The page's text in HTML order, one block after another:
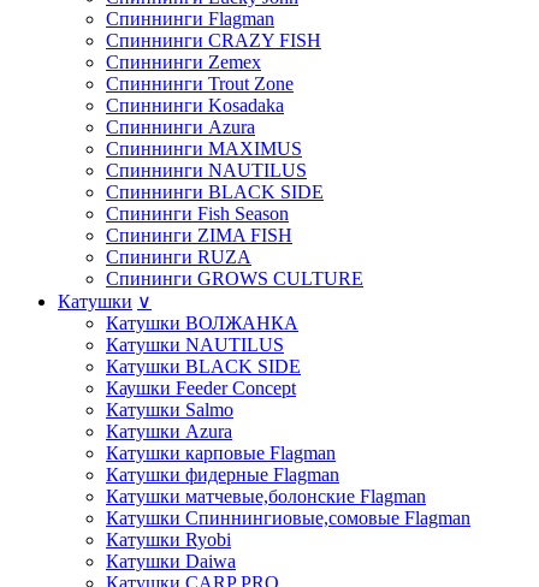
Спиннинги Flagman
Спиннинги CRAZY FISH
Спиннинги Zemex
Спиннинги Trout Zone
Спиннинги Kosadaka
Спиннинги Azura
Спиннинги MAXIMUS
Спиннинги NAUTILUS
Спиннинги BLACK SIDE
Спининги Fish Season
Спининги ZIMA FISH
Спининги RUZA
Спининги GROWS CULTURE
Катушки ∨
Катушки ВОЛЖАНКА
Катушки NAUTILUS
Катушки BLACK SIDE
Каушки Feeder Concept
Катушки Salmo
Катушки Azura
Катушки карповые Flagman
Катушки фидерные Flagman
Катушки матчевые,болонские Flagman
Катушки Спиннингиовые,сомовые Flagman
Катушки Ryobi
Катушки Daiwa
Катушки СARP PRO